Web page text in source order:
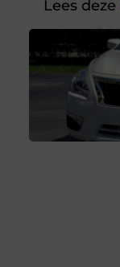
Lees deze